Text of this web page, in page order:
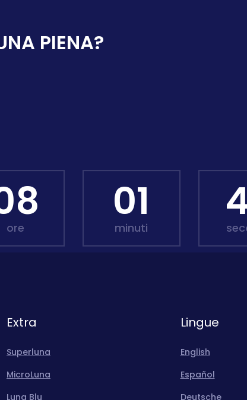
PIENA?
ore
01
minuti
Extra
Superluna
MicroLuna
Luna Blu
Lingue
English
Español
Deutsche